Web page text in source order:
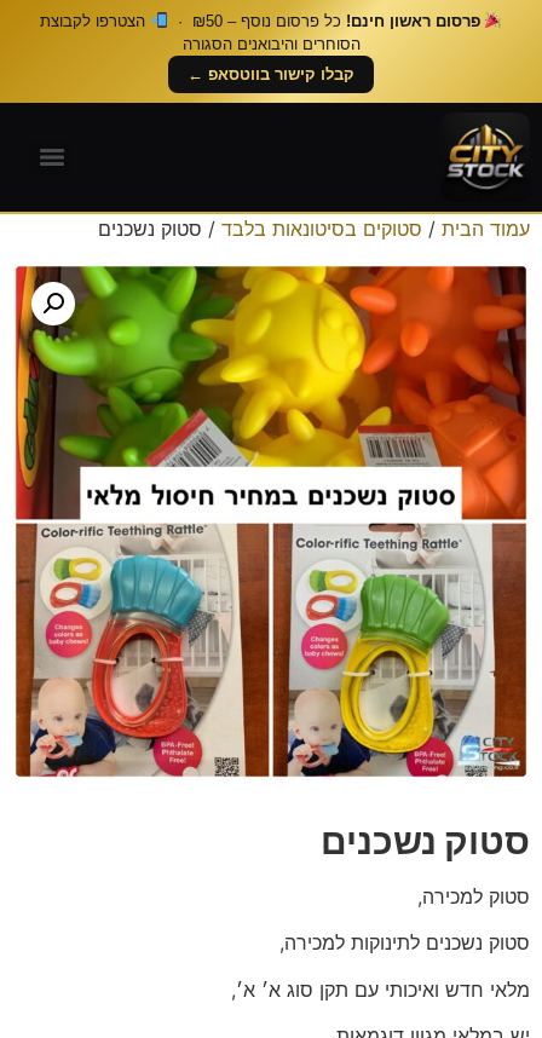
פרסום ראשון חינם! כל פרסום נוסף – ₪50 ·
הצטרפו לקבוצת
הסוחרים והיבואנים הסגורה
קבלו קישור בווטסאפ ←
עמוד הבית / סטוקים בסיטונאות בלבד / סטוק נשכנים
סטוק נשכנים
סטוק למכירה,
סטוק נשכנים לתינוקות למכירה,
מלאי חדש ואיכותי עם תקן סוג א׳ א׳,